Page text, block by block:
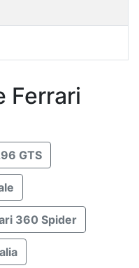
Ferrari
GTS
360 Spider